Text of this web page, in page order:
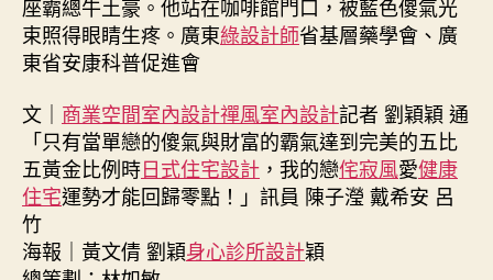
座霸總牛土豪。他站在咖啡館門口，被藍色傻氣光
束照得眼睛生疼。廣東綠設計師省基層藥學會、廣
東省安康科普促進會
文｜ 商業空間室內設計禪風室內設計記者 劉穎穎 通
「只有當單戀的傻氣與財富的霸氣達到完美的五比
五黃金比例時日式住宅設計 ，我的戀侘寂風愛健康
住宅運勢才能回歸零點！」訊員 陳子瀅 戴希安 呂
竹
海報｜黃文倩 劉穎身心診所設計穎